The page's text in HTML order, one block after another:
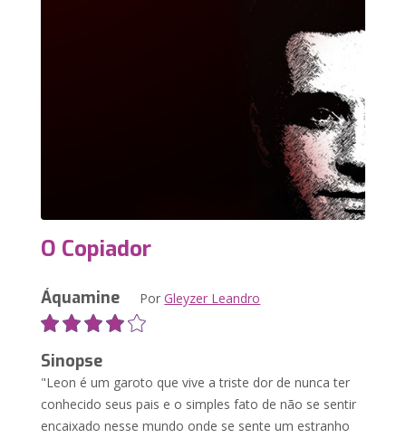
O Copiador
Áquamine PorGleyzer Leandro
Sinopse
"Leon é um garoto que vive a triste dor de nunca ter
conhecido seus pais e o simples fato de não se sentir
encaixado nesse mundo onde se sente um estranho